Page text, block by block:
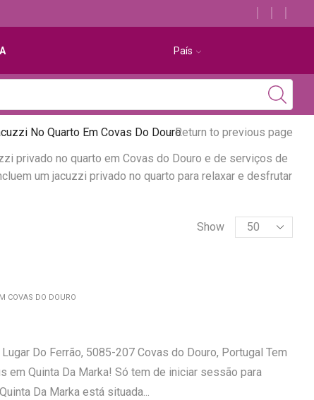
País
No Quarto Em Covas Do DouroReturn to previous page
privado no quarto em Covas do Douro e de serviços de
um jacuzzi privado no quarto para relaxar e desfrutar
Show
COVAS DO DOURO
Do Ferrão, 5085-207 Covas do Douro, Portugal Tem
em Quinta Da Marka! Só tem de iniciar sessão para
Da Marka está situada...